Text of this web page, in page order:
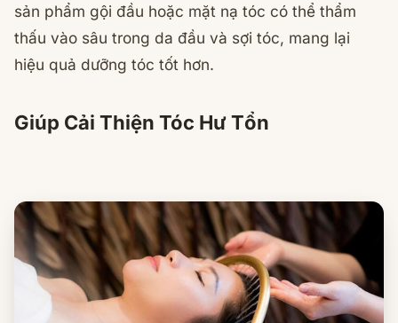
sản phẩm gội đầu hoặc mặt nạ tóc có thể thẩm
thấu vào sâu trong da đầu và sợi tóc, mang lại
hiệu quả dưỡng tóc tốt hơn.
Giúp Cải Thiện Tóc Hư Tổn